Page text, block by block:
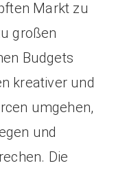
Markt zu
großen
Budgets
kreativer und
umgehen,
und
Die